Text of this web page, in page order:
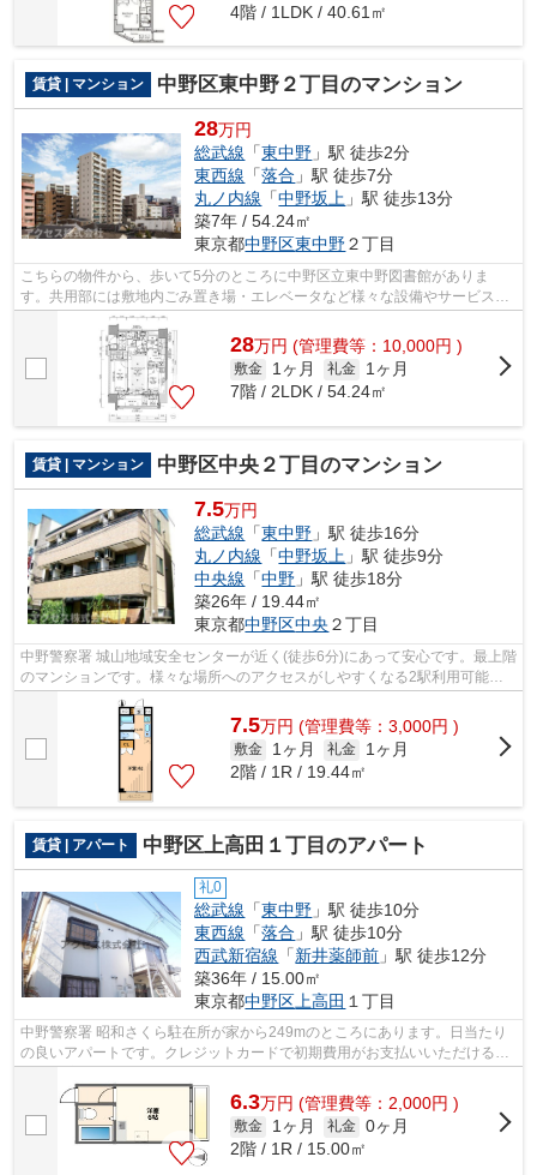
4階 / 1LDK / 40.61㎡
賃貸 | マンション 中野区東中野２丁目のマンション
28万円
総武線 「東中野 」駅 徒歩2分
東西線 「落合 」駅 徒歩7分
丸ノ内線 「中野坂上 」駅 徒歩13分
築7年 / 54.24㎡
東京都中野区東中野２丁目
こちらの物件から、歩いて5分のところに中野区立東中野図書館がありま
す。共用部には敷地内ごみ置き場・エレベータなど様々な設備やサービスが
揃っているので便利です。眺めの良いマン...
28万円 (管理費等：10,000円 )
敷金 1ヶ月 礼金
1ヶ月
7階 / 2LDK / 54.24㎡
賃貸 | マンション 中野区中央２丁目のマンション
7.5万円
総武線 「東中野 」駅 徒歩16分
丸ノ内線 「中野坂上 」駅 徒歩9分
中央線 「中野 」駅 徒歩18分
築26年 / 19.44㎡
東京都中野区中央 ２丁目
中野警察署 城山地域安全センターが近く(徒歩6分)にあって安心です。最上階
のマンションです。様々な場所へのアクセスがしやすくなる2駅利用可能な
物件です。当社スタッフが地域の賃貸...
7.5万円 (管理費等：3,000円 )
敷金 1ヶ月 礼金
1ヶ月
2階 / 1R / 19.44㎡
賃貸 | アパート 中野区上高田１丁目のアパート
礼0
総武線 「東中野 」駅 徒歩10分
東西線 「落合 」駅 徒歩10分
西武新宿線 「新井薬師前 」駅 徒歩12分
築36年 / 15.00㎡
東京都中野区 上高田 １丁目
中野警察署 昭和さくら駐在所が家から249mのところにあります。日当たり
の良いアパートです。クレジットカードで初期費用がお支払いいただけるの
6.3万円 (管理費等：2,000円 )
敷金 1ヶ月 礼金 0ヶ月
2階 / 1R / 15.00㎡